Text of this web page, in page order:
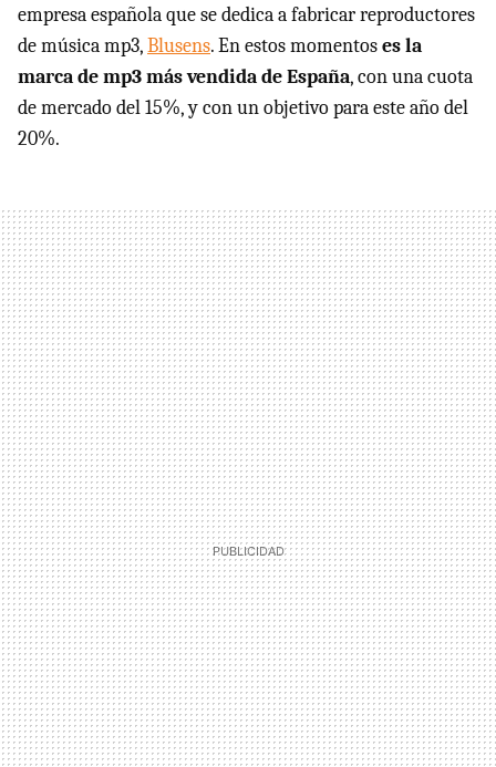
empresa española que se dedica a fabricar reproductores
de música mp3,Blusens. En estos momentoses la
marca de mp3 más vendida de España, con una cuota
de mercado del 15%, y con un objetivo para este año del
20%.